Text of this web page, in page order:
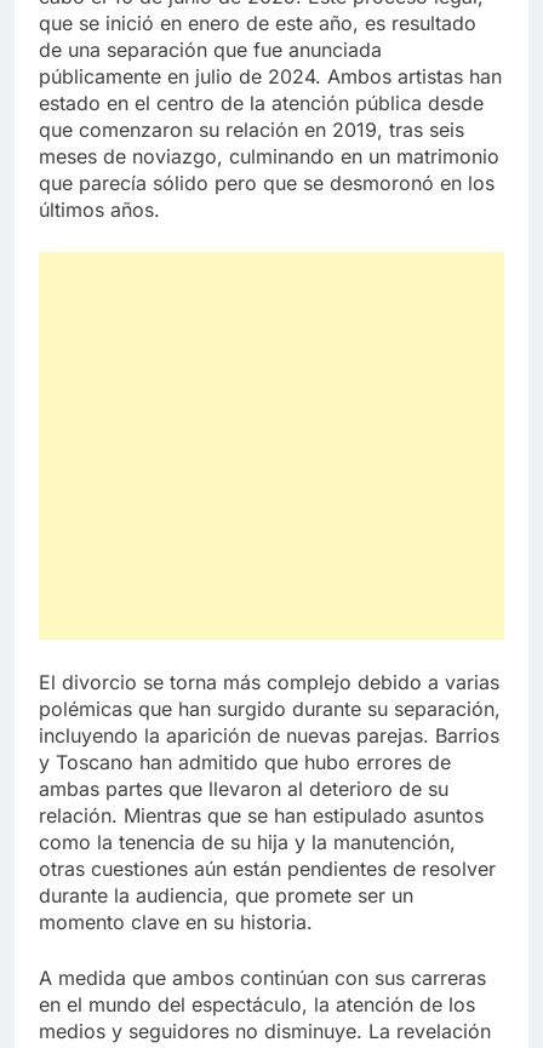
que se inició en enero de este año, es resultado
de una separación que fue anunciada
públicamente en julio de 2024. Ambos artistas han
estado en el centro de la atención pública desde
que comenzaron su relación en 2019, tras seis
meses de noviazgo, culminando en un matrimonio
que parecía sólido pero que se desmoronó en los
últimos años.
El divorcio se torna más complejo debido a varias
polémicas que han surgido durante su separación,
incluyendo la aparición de nuevas parejas. Barrios
y Toscano han admitido que hubo errores de
ambas partes que llevaron al deterioro de su
relación. Mientras que se han estipulado asuntos
como la tenencia de su hija y la manutención,
otras cuestiones aún están pendientes de resolver
durante la audiencia, que promete ser un
momento clave en su historia.
A medida que ambos continúan con sus carreras
en el mundo del espectáculo, la atención de los
medios y seguidores no disminuye. La revelación